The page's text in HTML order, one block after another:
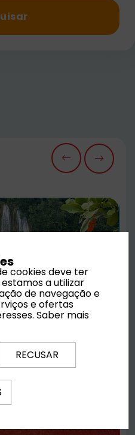
cookies deve ter
a utilizar
de navegação e
e ofertas
Saber mais
RECUSAR